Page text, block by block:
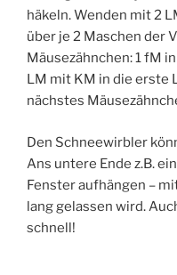
häkeln. Wenden mit 2
über je 2 Maschen der
Mäusezähnchen: 1 fM
LM mit KM in die erste
nächstes
Den Schneewirbler
Ans untere Ende z.B.
Fenster aufhängen –
lang gelassen wird.
schnell!